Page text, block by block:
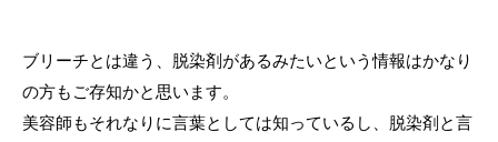
ブリーチとは違う、脱染剤があるみたいという情報はかなり
の方もご存知かと思います。
美容師もそれなりに言葉としては知っているし、脱染剤と言